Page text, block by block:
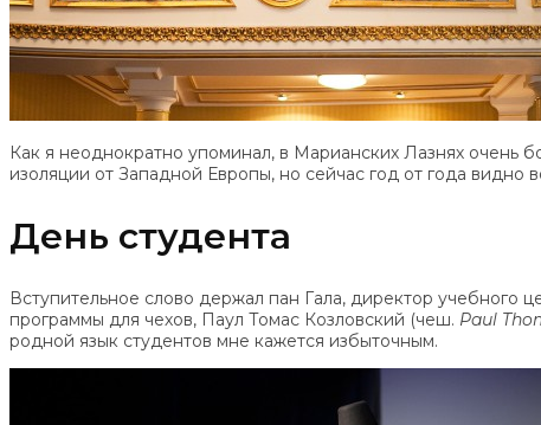
Как я неоднократно упоминал, в Марианских Лазнях очень
изоляции от Западной Европы, но сейчас год от года
День студента
Вступительное слово держал пан Гала, директор учебного
программы для чехов, Паул Томас Козловский (чеш. Paul
родной язык студентов мне кажется избыточным.